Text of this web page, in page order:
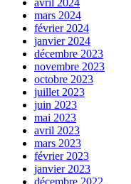
mars 2024
février 2024
janvier 2024
décembre 2023
novembre 2023
octobre 2023
juillet 2023
juin 2023
mai 2023
avril 2023
mars 2023
février 2023
janvier 2023
décembre 2022